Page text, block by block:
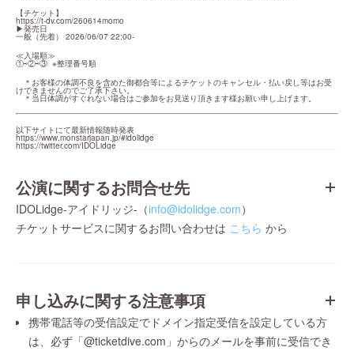
https://t-dv.com/260614momo
▶︎発売日
一般（先着） 2026/06/07 22:00-
≪入場順≫
①⇨②⇨③  ※整理番号順
＊お客様の体調不良を含めた御都合等によるチケットのキャンセル・払い戻し等はお受
けできませんのでご了承下さい。
＊当日体調がすぐれない場合はご参加をお見送り頂きます様お願い申し上げます。
https://www.monstarjapan.jp/#idolidge
https://twitter.com/IDOLidge
公演に関するお問合せ先
IDOLidge-アイドリッジ-（info@idolidge.com）
チケットサービスに関するお問い合わせは こちら から
申し込みに関する注意事項
携帯電話等の受信設定でドメイン指定受信を設定している方
は、必ず「@ticketdive.com」からのメールを事前に受信でき